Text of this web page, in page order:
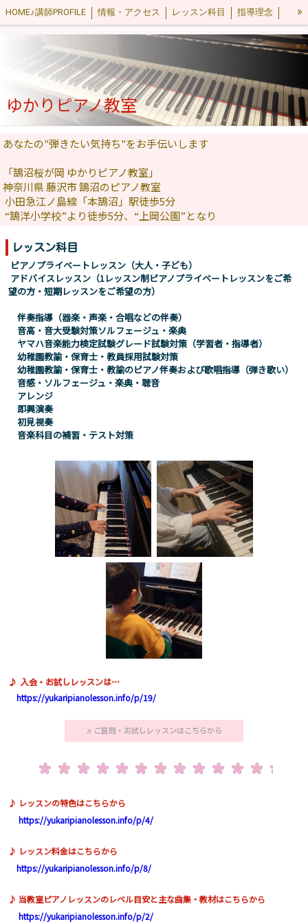
HOME♪講師PROFILE 情報・アクセス レッスン科目 指導理念
料金案内 レベルの目安と曲集・教材 お試しレッスン・入会 Q&A
生徒・保護者の方専用 会則
»
ゆかりピアノ教室
あなたの"弾きたい気持ち"をお手伝いします
「鵠沼桜が岡 ゆかりピアノ教室」
神奈川県 藤沢市 鵠沼のピアノ教室
小田急江ノ島線「本鵠沼」駅徒歩5分
“鵠洋小学校”より徒歩5分、“上岡公園”となり
レッスン科目
ピアノプライベートレッスン（大人・子ども）
アドバイスレッスン（1レッスン制ピアノプライベートレッスンをご希
望の方・短期レッスンをご希望の方）
伴奏指導（器楽・声楽・合唱などの伴奏）
音高・音大受験対策ソルフェージュ・楽典
ヤマハ音楽能力検定試験グレード試験対策（学習者・指導者）
幼稚園教諭・保育士・教員採用試験対策
幼稚園教諭・保育士・教諭のピアノ伴奏および歌唱指導（弾き歌い）
音感・ソルフェージュ・楽典・聴音
アレンジ
即興演奏
初見視奏
音楽科目の補習・テスト対策
♪ 入会・お試しレッスンは…
https://yukaripianolesson.info/p/19/
♬ご質問・お試しレッスンはこちらから
♪ レッスンの特色はこちらから
https://yukaripianolesson.info/p/4/
♪ レッスン料金はこちらから
https://yukaripianolesson.info/p/8/
♪ 当教室ピアノレッスンのレベル目安と主な曲集・教材はこちらから
https://yukaripianolesson.info/p/2/